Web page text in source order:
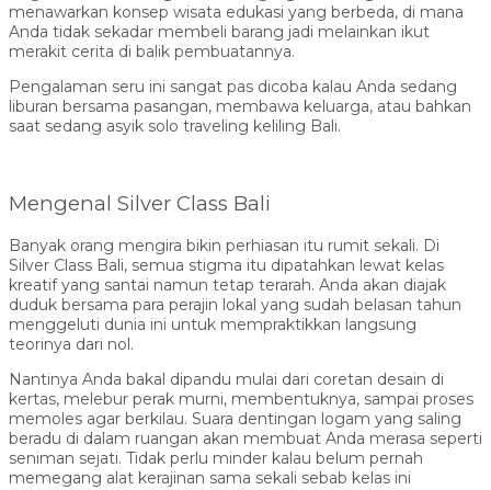
menawarkan konsep wisata edukasi yang berbeda, di mana
Anda tidak sekadar membeli barang jadi melainkan ikut
merakit cerita di balik pembuatannya.
Pengalaman seru ini sangat pas dicoba kalau Anda sedang
liburan bersama pasangan, membawa keluarga, atau bahkan
saat sedang asyik solo traveling keliling Bali.
Mengenal Silver Class Bali
Banyak orang mengira bikin perhiasan itu rumit sekali. Di
Silver Class Bali, semua stigma itu dipatahkan lewat kelas
kreatif yang santai namun tetap terarah. Anda akan diajak
duduk bersama para perajin lokal yang sudah belasan tahun
menggeluti dunia ini untuk mempraktikkan langsung
teorinya dari nol.
Nantinya Anda bakal dipandu mulai dari coretan desain di
kertas, melebur perak murni, membentuknya, sampai proses
memoles agar berkilau. Suara dentingan logam yang saling
beradu di dalam ruangan akan membuat Anda merasa seperti
seniman sejati. Tidak perlu minder kalau belum pernah
memegang alat kerajinan sama sekali sebab kelas ini